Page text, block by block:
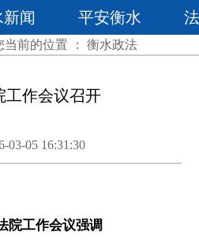
闻 平安衡水
当前的位置 ： 衡水政法
工作会议召开
03-05 16:31:30
工作会议强调